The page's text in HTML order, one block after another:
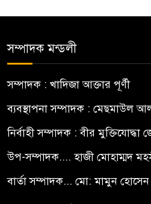
সম্পাদক মন্ডলী
সম্পাদক : খাদিজা আক্তার পূর্ণী
ব্যবস্থাপনা সম্পাদক : মেছমাউল
নির্বাহী সম্পাদক : বীর মুক্তিযোদ্ধা
উপ-সম্পাদক.... হাজী মোহাম্মদ
বার্তা সম্পাদক... মো: মামুন হোসেন